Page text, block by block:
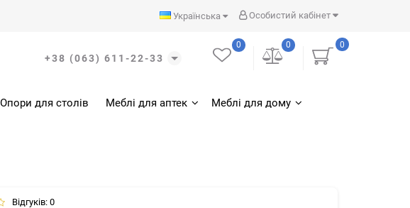
Особистий кабінет
Українська
+38 (063) 611-22-33
0
0
0
Опори для столів Меблі для аптек Меблі для дому
Відгуків: 0